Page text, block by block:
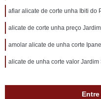
afiar alicate de corte unha Ibiti do
alicate de corte unha preço
amolar alicate de unha corte
alicate de unha corte valor Jardim